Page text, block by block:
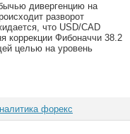
дивергенцию на
разворот
что USD/CAD
коррекции Фибоначчи 38.2
целью на уровень
форекс